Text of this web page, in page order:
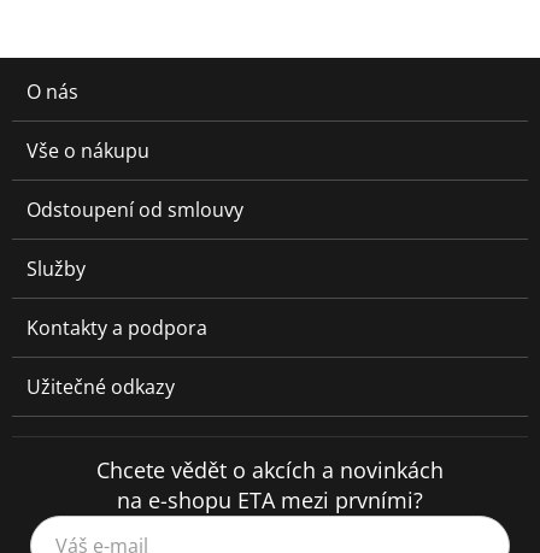
O nás
Vše o nákupu
Odstoupení od smlouvy
Služby
Kontakty a podpora
Užitečné odkazy
Chcete vědět o akcích a novinkách
na e-shopu ETA mezi prvními?
Váš e-mail